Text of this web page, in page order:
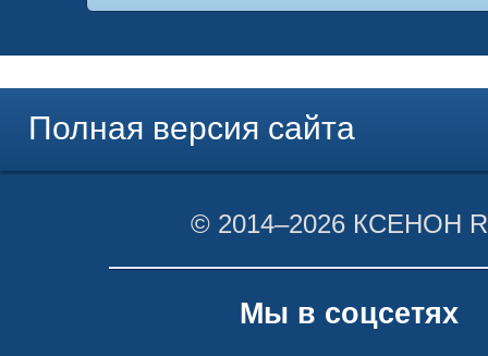
Полная версия сайта
© 2014–2026 КСЕНОН
Мы в соцсетях